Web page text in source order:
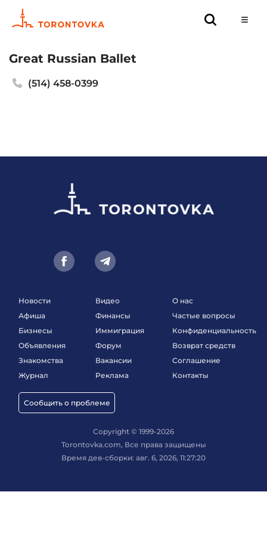
Great Russian Ballet
(514) 458-0399
Новости
Афиша
Бизнесы
Объявления
Знакомства
Журнал
Сообщить о проблеме
Видео
Финансы
Иммиграция
Форум
Вакансии
Реклама
О нас
Частые вопросы
Конфиденциальность
Возврат средств
Соглашение
Контакты
Copyright © 1999-2026
Torontovka.com, Все права защищены
Время дев-сборки: авг. 6, 2026, 11:27:20